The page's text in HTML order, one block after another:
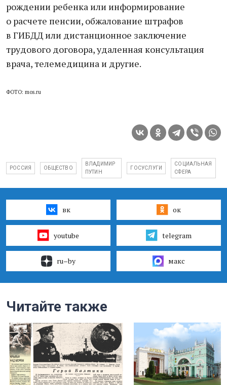
рождении ребенка или информирование
о расчете пенсии, обжалование штрафов
в ГИБДД или дистанционное заключение
трудового договора, удаленная консультация
врача, телемедицина и другие.
ФОТО: mos.ru
РОССИЯ ОБЩЕСТВО
ВЛАДИМИР
ПУТИН
ГОСУСЛУГИ
СОЦИАЛЬНАЯ
СФЕРА
вк ок
youtube telegram
ru–by макс
Читайте также